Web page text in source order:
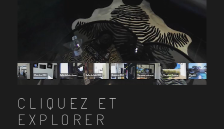
CLIQUEZ ET
EXPLORER